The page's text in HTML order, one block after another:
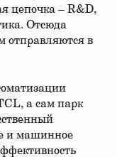
цепочка – R&D,
Отсюда
отправляются в
а сам парк
и машинное